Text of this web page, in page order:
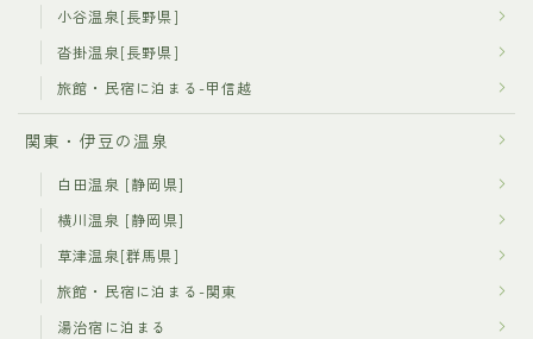
小谷温泉[長野県]
沓掛温泉[長野県]
旅館・民宿に泊まる-甲信越
関東・伊豆の温泉
白田温泉 [静岡県]
横川温泉 [静岡県]
草津温泉[群馬県]
旅館・民宿に泊まる-関東
湯治宿に泊まる